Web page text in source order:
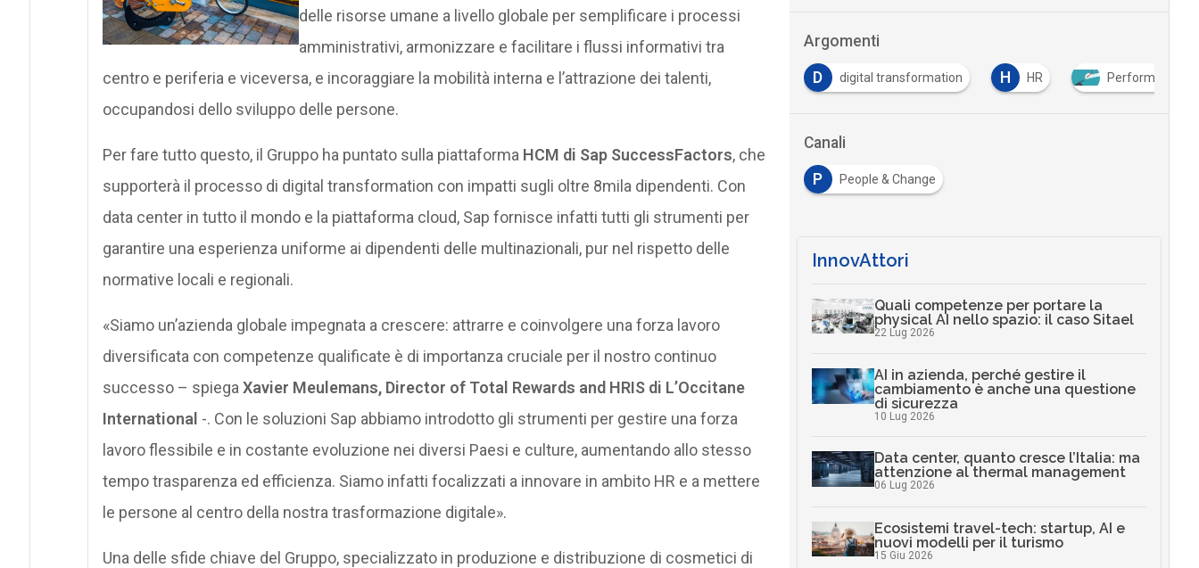
delle risorse umane a livello globale per semplificare i processi
amministrativi, armonizzare e facilitare i flussi informativi tra
centro e periferia e viceversa, e incoraggiare la mobilità interna e l’attrazione dei talenti,
occupandosi dello sviluppo delle persone.
Per fare tutto questo, il Gruppo ha puntato sulla piattaforma HCM di Sap SuccessFactors, che
supporterà il processo di digital transformation con impatti sugli oltre 8mila dipendenti. Con
data center in tutto il mondo e la piattaforma cloud, Sap fornisce infatti tutti gli strumenti per
garantire una esperienza uniforme ai dipendenti delle multinazionali, pur nel rispetto delle
normative locali e regionali.
«Siamo un’azienda globale impegnata a crescere: attrarre e coinvolgere una forza lavoro
diversificata con competenze qualificate è di importanza cruciale per il nostro continuo
successo – spiega Xavier Meulemans, Director of Total Rewards and HRIS di L’Occitane
International -. Con le soluzioni Sap abbiamo introdotto gli strumenti per gestire una forza
lavoro flessibile e in costante evoluzione nei diversi Paesi e culture, aumentando allo stesso
tempo trasparenza ed efficienza. Siamo infatti focalizzati a innovare in ambito HR e a mettere
le persone al centro della nostra trasformazione digitale».
Una delle sfide chiave del Gruppo, specializzato in produzione e distribuzione di cosmetici di
Argomenti
C capitale umano D digital transformation H HR Performance Management
Canali
P People & Change
InnovAttori
Quali competenze per portare la
physical AI nello spazio: il caso Sitael
22 Lug 2026
AI in azienda, perché gestire il
cambiamento è anche una questione
di sicurezza
10 Lug 2026
Data center, quanto cresce l’Italia: ma
attenzione al thermal management
06 Lug 2026
Ecosistemi travel-tech: startup, AI e
nuovi modelli per il turismo
15 Giu 2026